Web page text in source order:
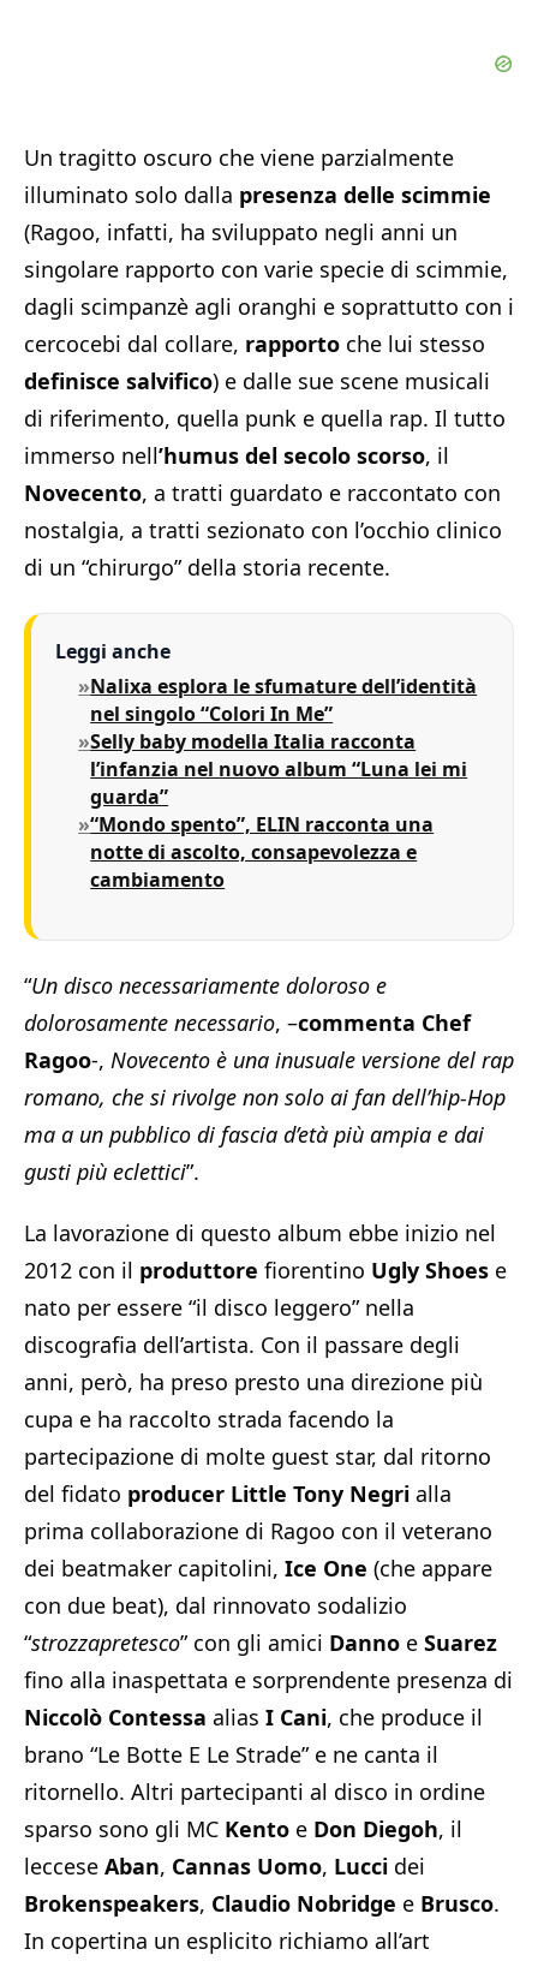
Un tragitto oscuro che viene parzialmente
illuminato solo dalla presenza delle scimmie
(Ragoo, infatti, ha sviluppato negli anni un
singolare rapporto con varie specie di scimmie,
dagli scimpanzè agli oranghi e soprattutto con i
cercocebi dal collare, rapporto che lui stesso
definisce salvifico) e dalle sue scene musicali
di riferimento, quella punk e quella rap. Il tutto
immerso nell’humus del secolo scorso, il
Novecento, a tratti guardato e raccontato con
nostalgia, a tratti sezionato con l’occhio clinico
di un “chirurgo” della storia recente.
Leggi anche
Nalixa esplora le sfumature dell’identità
nel singolo “Colori In Me”
Selly baby modella Italia racconta
l’infanzia nel nuovo album “Luna lei mi
guarda”
“Mondo spento”, ELIN racconta una
notte di ascolto, consapevolezza e
cambiamento
“Un disco necessariamente doloroso e
dolorosamente necessario, –commenta Chef
Ragoo-, Novecento è una inusuale versione del rap
romano, che si rivolge non solo ai fan dell’hip-Hop
ma a un pubblico di fascia d’età più ampia e dai
gusti più eclettici”.
La lavorazione di questo album ebbe inizio nel
2012 con il produttore fiorentino Ugly Shoes e
nato per essere “il disco leggero” nella
discografia dell’artista. Con il passare degli
anni, però, ha preso presto una direzione più
cupa e ha raccolto strada facendo la
partecipazione di molte guest star, dal ritorno
del fidato producer Little Tony Negri alla
prima collaborazione di Ragoo con il veterano
dei beatmaker capitolini, Ice One (che appare
con due beat), dal rinnovato sodalizio
“strozzapretesco” con gli amici Danno e Suarez
fino alla inaspettata e sorprendente presenza di
Niccolò Contessa alias I Cani, che produce il
brano “Le Botte E Le Strade” e ne canta il
ritornello. Altri partecipanti al disco in ordine
sparso sono gli MC Kento e Don Diegoh, il
leccese Aban, Cannas Uomo, Lucci dei
Brokenspeakers, Claudio Nobridge e Brusco.
In copertina un esplicito richiamo all’art